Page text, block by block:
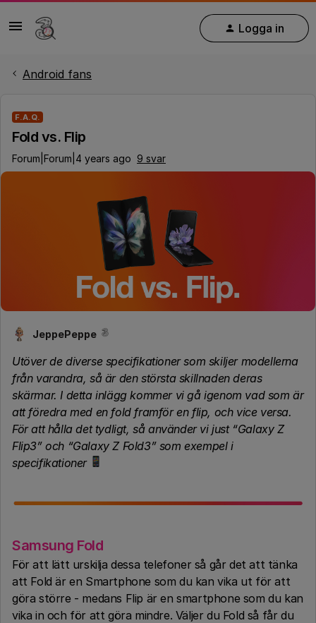
Logga in
Android fans
F.A.Q.
Fold vs. Flip
Forum|Forum|4 years ago 9 svar
JeppePeppe
Utöver de diverse specifikationer som skiljer modellerna
från varandra, så är den största skillnaden deras
skärmar. I detta inlägg kommer vi gå igenom vad som är
att föredra med en fold framför en flip, och vice versa.
För att hålla det tydligt, så använder vi just “Galaxy Z
Flip3” och “Galaxy Z Fold3” som exempel i
specifikationer
Samsung Fold
För att lätt urskilja dessa telefoner så går det att tänka
att Fold är en Smartphone som du kan vika ut för att
göra större - medans Flip är en smartphone som du kan
vika in och för att göra mindre. Väljer du Fold så får du